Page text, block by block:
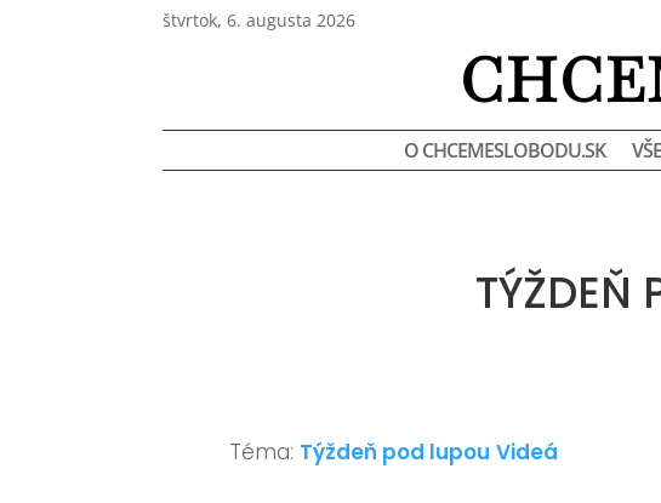
štvrtok, 6. augusta 2026
O CHCEMESLOBODU.SK
TÝŽDEŇ
Téma: Týždeň pod lupou Videá